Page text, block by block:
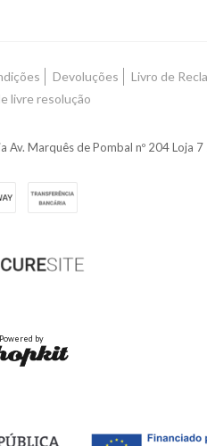
Devoluções Livro de
livre resolução
Marquês de Pombal nº 204 Loja
Powered by